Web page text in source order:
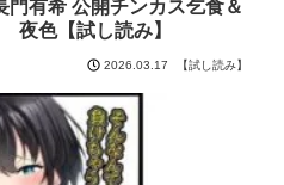
有希 公開チンカス乞食＆
夜色【試し読み】
2026.03.17 【試し読み】